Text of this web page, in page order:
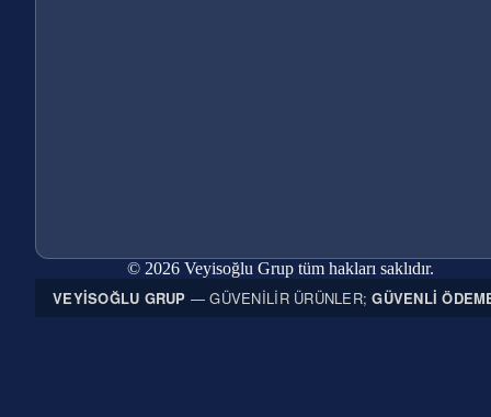
© 2026 Veyisoğlu Grup tüm hakları saklıdır.
VEYISOĞLU GRUP — GÜVENILIR ÜRÜNLER;GÜVENLI